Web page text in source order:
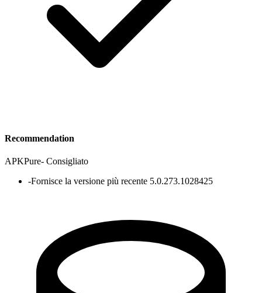
Recommendation
APKPure- Consigliato
-Fornisce la versione più recente 5.0.273.1028425